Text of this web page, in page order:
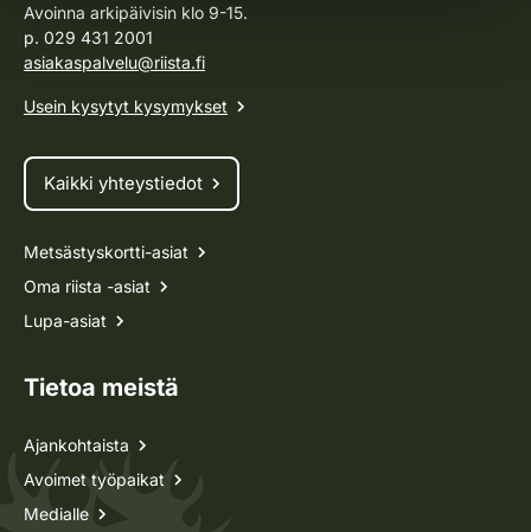
Avoinna arkipäivisin klo 9-15.
p. 029 431 2001
asiakaspalvelu@riista.fi
Usein kysytyt kysymykset
Kaikki yhteystiedot
Metsästyskortti-asiat
Oma riista -asiat
Lupa-asiat
Tietoa meistä
Ajankohtaista
Avoimet työpaikat
Medialle